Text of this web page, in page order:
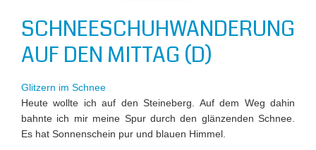
SCHNEESCHUHWANDERUNG
AUF DEN MITTAG (D)
Glitzern im Schnee
Heute wollte ich auf den Steineberg. Auf dem Weg dahin
bahnte ich mir meine Spur durch den glänzenden Schnee.
Es hat Sonnenschein pur und blauen Himmel.